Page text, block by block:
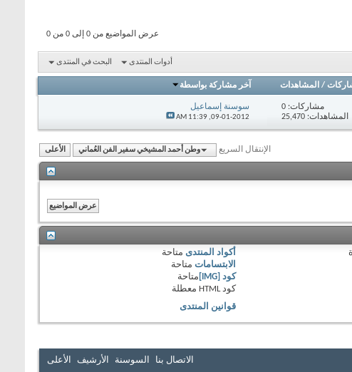
عرض المواضيع من 0 إلى 0 من 0
أدوات المنتدى البحث في المنتدى
/ المشاهدات آخر مشاركة بواسطة
مشاركات:0
المشاهدات: 25,470
سوسنة إسماعيل
09-01-2012,
11:39 AM
الإنتقال السريع وطن أحمد المشيخي سفير الفن العُماني الأعلى
أكواد المنتدى متاحة
الابتسامات متاحة
كود [IMG]
متاحة
كود HTML
معطلة
قوانين المنتدى
الاتصال بنا السوسنة الأرشيف الأعلى